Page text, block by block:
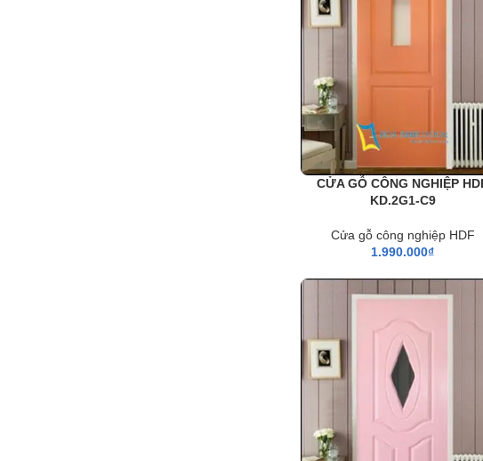
CỬA GỖ CÔNG NGHIỆP
KD.2G1-C9
Cửa gỗ công nghiệp HDF
1.990.000₫